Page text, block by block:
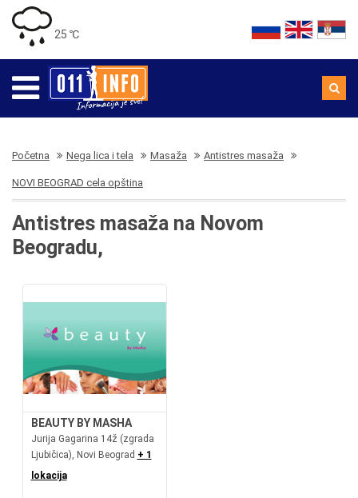
25 ℃
Početna Nega lica i tela Masaža Antistres masaža
NOVI BEOGRAD cela opština
Antistres masaža na Novom
Beogradu,
BEAUTY BY MASHA
Jurija Gagarina 14ž (zgrada
Ljubičica), Novi Beograd + 1
lokacija